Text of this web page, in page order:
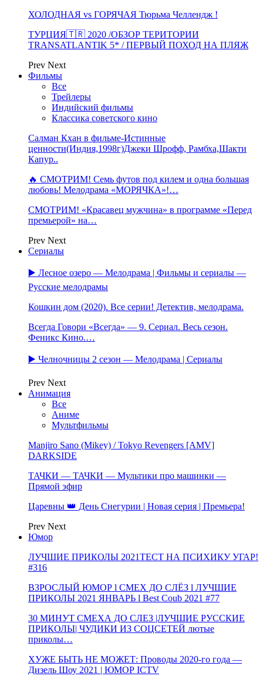
ХОЛОДНАЯ vs ГОРЯЧАЯ Тюрьма Челлендж !
ТУРЦИЯ🇹🇷 2020 /ОБЗОР ТЕРИТОРИИ
TRANSATLANTIK 5* / ПЕРВЫЙ ПОХОД НА ПЛЯЖ
Prev Next
Фильмы
Все
Трейлеры
Индийский фильмы
Классика советского кино
Салман Кхан в фильме-Истинные
ценности(Индия,1998г)Джеки Шрофф, Рамбха,Шакти
Капур..
🔥 СМОТРИМ! Семь футов под килем и одна большая
любовь! Мелодрама «МОРЯЧКА»!…
СМОТРИМ! «Красавец мужчина» в программе «Перед
премьерой» на…
Prev Next
Сериалы
▶️ Лесное озеро — Мелодрама | Фильмы и сериалы —
Русские мелодрамы
Кошкин дом (2020). Все серии! Детектив, мелодрама.
Всегда Говори «Всегда» — 9. Сериал. Весь сезон.
Феникс Кино.…
▶️ Челночницы 2 сезон — Мелодрама | Сериалы
Prev Next
Анимация
Все
Аниме
Мультфильмы
Manjiro Sano (Mikey) / Tokyo Revengers [AMV]
DARKSIDE
ТАЧКИ — ТАЧКИ — Мультики про машинки —
Прямой эфир
Царевны 👑 День Снегурии | Новая серия | Премьера!
Prev Next
Юмор
ЛУЧШИЕ ПРИКОЛЫ 2021ТЕСТ НА ПСИХИКУ УГАР!
#316
ВЗРОСЛЫЙ ЮМОР l СМЕХ ДО СЛЁЗ l ЛУЧШИЕ
ПРИКОЛЫ 2021 ЯНВАРЬ l Best Coub 2021 #77
30 МИНУТ СМЕХА ДО СЛЕЗ |ЛУЧШИЕ РУССКИЕ
ПРИКОЛЫ| ЧУДИКИ ИЗ СОЦСЕТЕЙ лютые
приколы…
ХУЖЕ БЫТЬ НЕ МОЖЕТ: Проводы 2020-го года —
Дизель Шоу 2021 | ЮМОР ICTV